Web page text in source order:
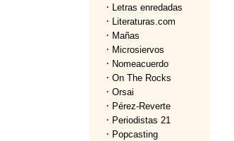
· Letras enredadas
· Literaturas.com
· Mañas
· Microsiervos
· Nomeacuerdo
· On The Rocks
· Orsai
· Pérez-Reverte
· Periodistas 21
· Popcasting